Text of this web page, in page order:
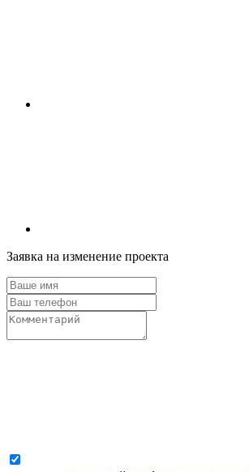
Заявка на изменение проекта